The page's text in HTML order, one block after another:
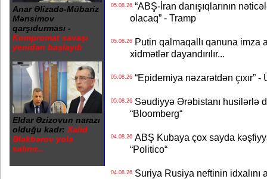
Anar Əlizadə-Mübariz
Mənsimov
qarşıdurması -
Kompromat savaşı
yenidən başlayıb
Eldar Əzizovun narazı
olduğu kadr: Xalid
Ələkbərov yola
salınır...
05.08.26“ABŞ-İran danışıqlarının
olacaq” - Tramp
05.08.26Putin qalmaqallı qanuna imza
xidmətlər dayandırılır...
05.08.26“Epidemiya nəzarətdən çıxır” -
05.08.26Səudiyyə Ərəbistanı husilərlə
“Bloomberg“
04.08.26ABŞ Kubaya çox sayda
“Politico“
04.08.26Suriya Rusiya neftinin idxalını